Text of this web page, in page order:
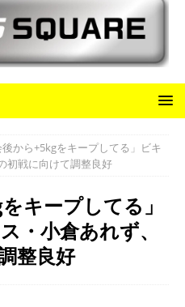
後から+5kgをキープしてる」ビキ
初戦に向けて調整良好
キープしてる」
・小倉あれず、
整良好